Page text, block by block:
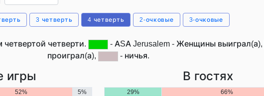
3 четверть 4 четверть 2-очковые 3-очковые
четверти. - ASA Jerusalem - Женщины выиграл(а),
проиграл(а),
- ничья.
игры
52% 5%
В гостях
29% 66%